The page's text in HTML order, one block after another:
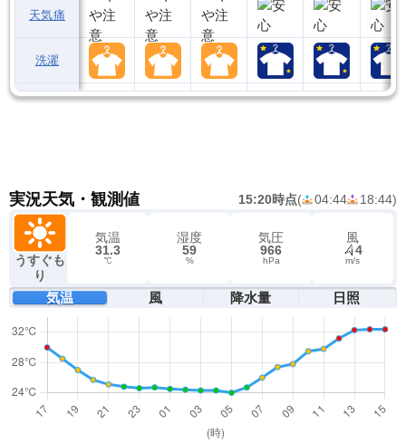
天気痛
洗濯
実況天気・観測値 15:20時点( 04:44 18:44)
うすぐも
り
気温
31.3
℃
湿度
59
%
気圧
966
hPa
風
4
m/s
気温 風 降水量 日照